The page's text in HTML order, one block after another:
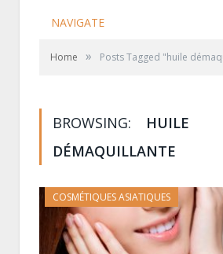
NAVIGATE
Home » Posts Tagged "huile
BROWSING:
HUILE
DÉMAQUILLANTE
COSMÉTIQUES ASIATIQUES